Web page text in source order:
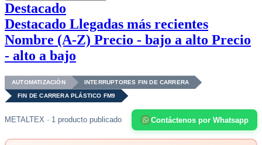
Destacado
Destacado Llegadas más recientes
Nombre (A-Z) Precio - bajo a alto Precio
- alto a bajo
AUTOMATIZACIÓN INTERRUPTORES FIN DE CARRERA
FIN DE CARRERA PLÁSTICO FM9
METALTEX · 1 producto publicado Contáctenos por Whatsapp